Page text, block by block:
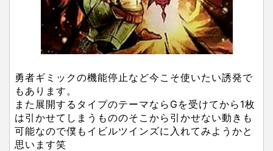
勇者ギミックの機能停止など今こそ使いたい誘発で
もあります。
また展開するタイプのテーマならGを受けてから1枚
は引かせてしまうもののそこから引かせない動きも
可能なので僕もイビルツインズに入れてみようかと
思います笑